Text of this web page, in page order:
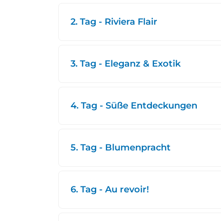
2. Tag - Riviera Flair
3. Tag - Eleganz & Exotik
4. Tag - Süße Entdeckungen
5. Tag - Blumenpracht
6. Tag - Au revoir!